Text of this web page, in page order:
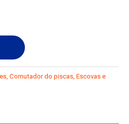
Comutador do piscas, Escovas e